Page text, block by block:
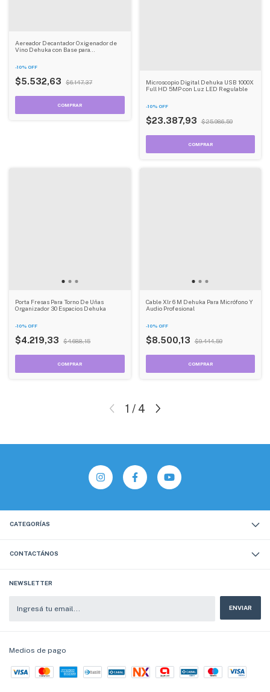
Aereador Decantador Oxigenador de
Vino Dehuka con Base para
-10% OFF
$5.532,63 $6.147,37
Microscopio Digital Dehuka USB 1000X
Full HD 5MP con Luz LED Regulable
-10% OFF
$23.387,93 $25.986,59
Porta Fresas Para Torno De Uñas
Organizador 30 Espacios Dehuka
-10% OFF
$4.219,33 $4.688,15
Cable Xlr 6 M Dehuka Para Micrófono Y
Audio Profesional
-10% OFF
$8.500,13 $9.444,59
1 / 4
CATEGORÍAS
CONTACTÁNOS
NEWSLETTER
Medios de pago